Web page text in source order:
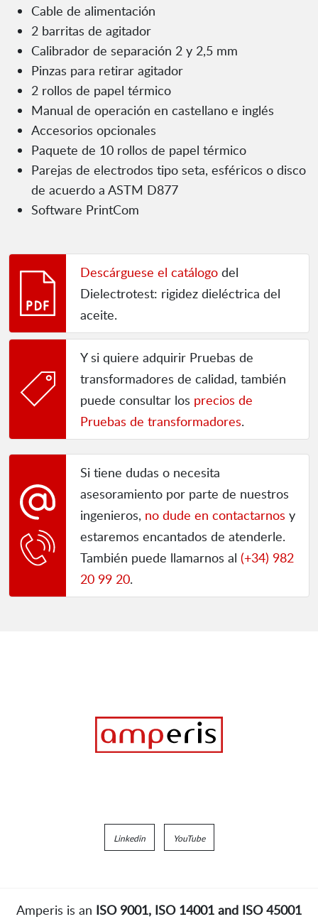
Cable de alimentación
2 barritas de agitador
Calibrador de separación 2 y 2,5 mm
Pinzas para retirar agitador
2 rollos de papel térmico
Manual de operación en castellano e inglés
Accesorios opcionales
Paquete de 10 rollos de papel térmico
Parejas de electrodos tipo seta, esféricos o disco
de acuerdo a ASTM D877
Software PrintCom
Descárguese el catálogo del
Dielectrotest: rigidez dieléctrica del
aceite.
Y si quiere adquirir Pruebas de
transformadores de calidad, también
puede consultar los precios de
Pruebas de transformadores.
Si tiene dudas o necesita
asesoramiento por parte de nuestros
ingenieros, no dude en contactarnos y
estaremos encantados de atenderle.
También puede llamarnos al (+34) 982
20 99 20.
Linkedin YouTube
Amperis is an ISO 9001, ISO 14001 and ISO 45001